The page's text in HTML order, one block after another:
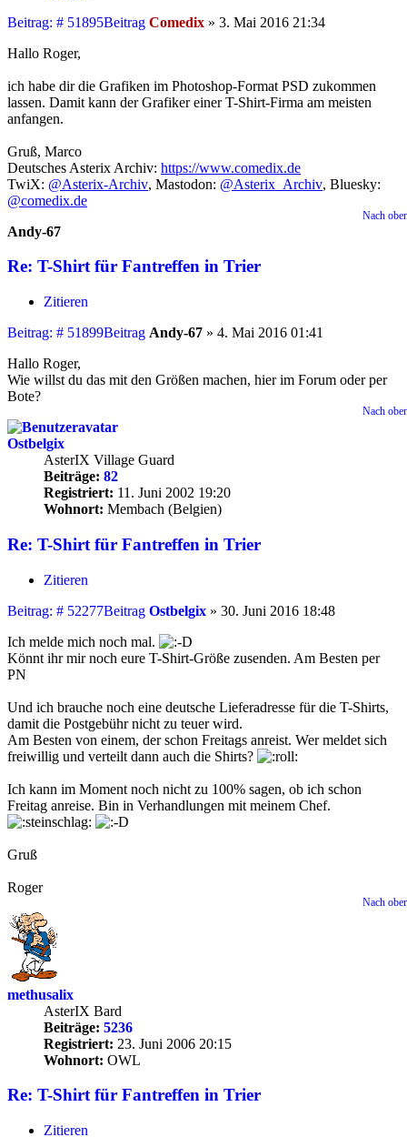
Beitrag: # 51895Beitrag Comedix » 3. Mai 2016 21:34
Hallo Roger,
ich habe dir die Grafiken im Photoshop-Format PSD zukommen
lassen. Damit kann der Grafiker einer T-Shirt-Firma am meisten
anfangen.
Gruß, Marco
Deutsches Asterix Archiv: https://www.comedix.de
TwiX: @Asterix-Archiv, Mastodon: @Asterix_Archiv, Bluesky:
@comedix.de
Nach
Andy-67
Re: T-Shirt für Fantreffen in Trier
Zitieren
Beitrag: # 51899Beitrag Andy-67 » 4. Mai 2016 01:41
Hallo Roger,
Wie willst du das mit den Größen machen, hier im Forum oder per
Bote?
Nach
Ostbelgix
AsterIX Village Guard
Beiträge: 82
Registriert: 11. Juni 2002 19:20
Wohnort: Membach (Belgien)
Re: T-Shirt für Fantreffen in Trier
Zitieren
Beitrag: # 52277Beitrag Ostbelgix » 30. Juni 2016 18:48
Ich melde mich noch mal.
Könnt ihr mir noch eure T-Shirt-Größe zusenden. Am Besten per
PN
Und ich brauche noch eine deutsche Lieferadresse für die T-Shirts,
damit die Postgebühr nicht zu teuer wird.
Am Besten von einem, der schon Freitags anreist. Wer meldet sich
freiwillig und verteilt dann auch die Shirts?
Ich kann im Moment noch nicht zu 100% sagen, ob ich schon
Freitag anreise. Bin in Verhandlungen mit meinem Chef.
Gruß
Roger
Nach
methusalix
AsterIX Bard
Beiträge: 5236
Registriert: 23. Juni 2006 20:15
Wohnort: OWL
Re: T-Shirt für Fantreffen in Trier
Zitieren